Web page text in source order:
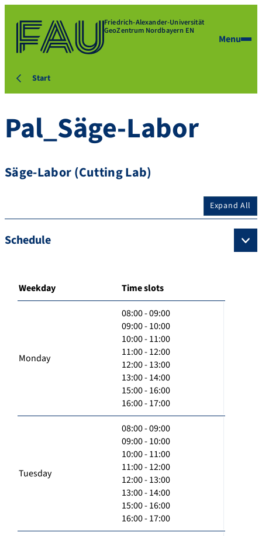
Friedrich-Alexander-Universität
GeoZentrum Nordbayern EN
Menu
Start
Pal_Säge-Labor
Säge-Labor (Cutting Lab)
Expand All
Schedule
Weekday Time slots
Monday
08:00 - 09:00
09:00 - 10:00
10:00 - 11:00
11:00 - 12:00
12:00 - 13:00
13:00 - 14:00
15:00 - 16:00
16:00 - 17:00
Tuesday
08:00 - 09:00
09:00 - 10:00
10:00 - 11:00
11:00 - 12:00
12:00 - 13:00
13:00 - 14:00
15:00 - 16:00
16:00 - 17:00